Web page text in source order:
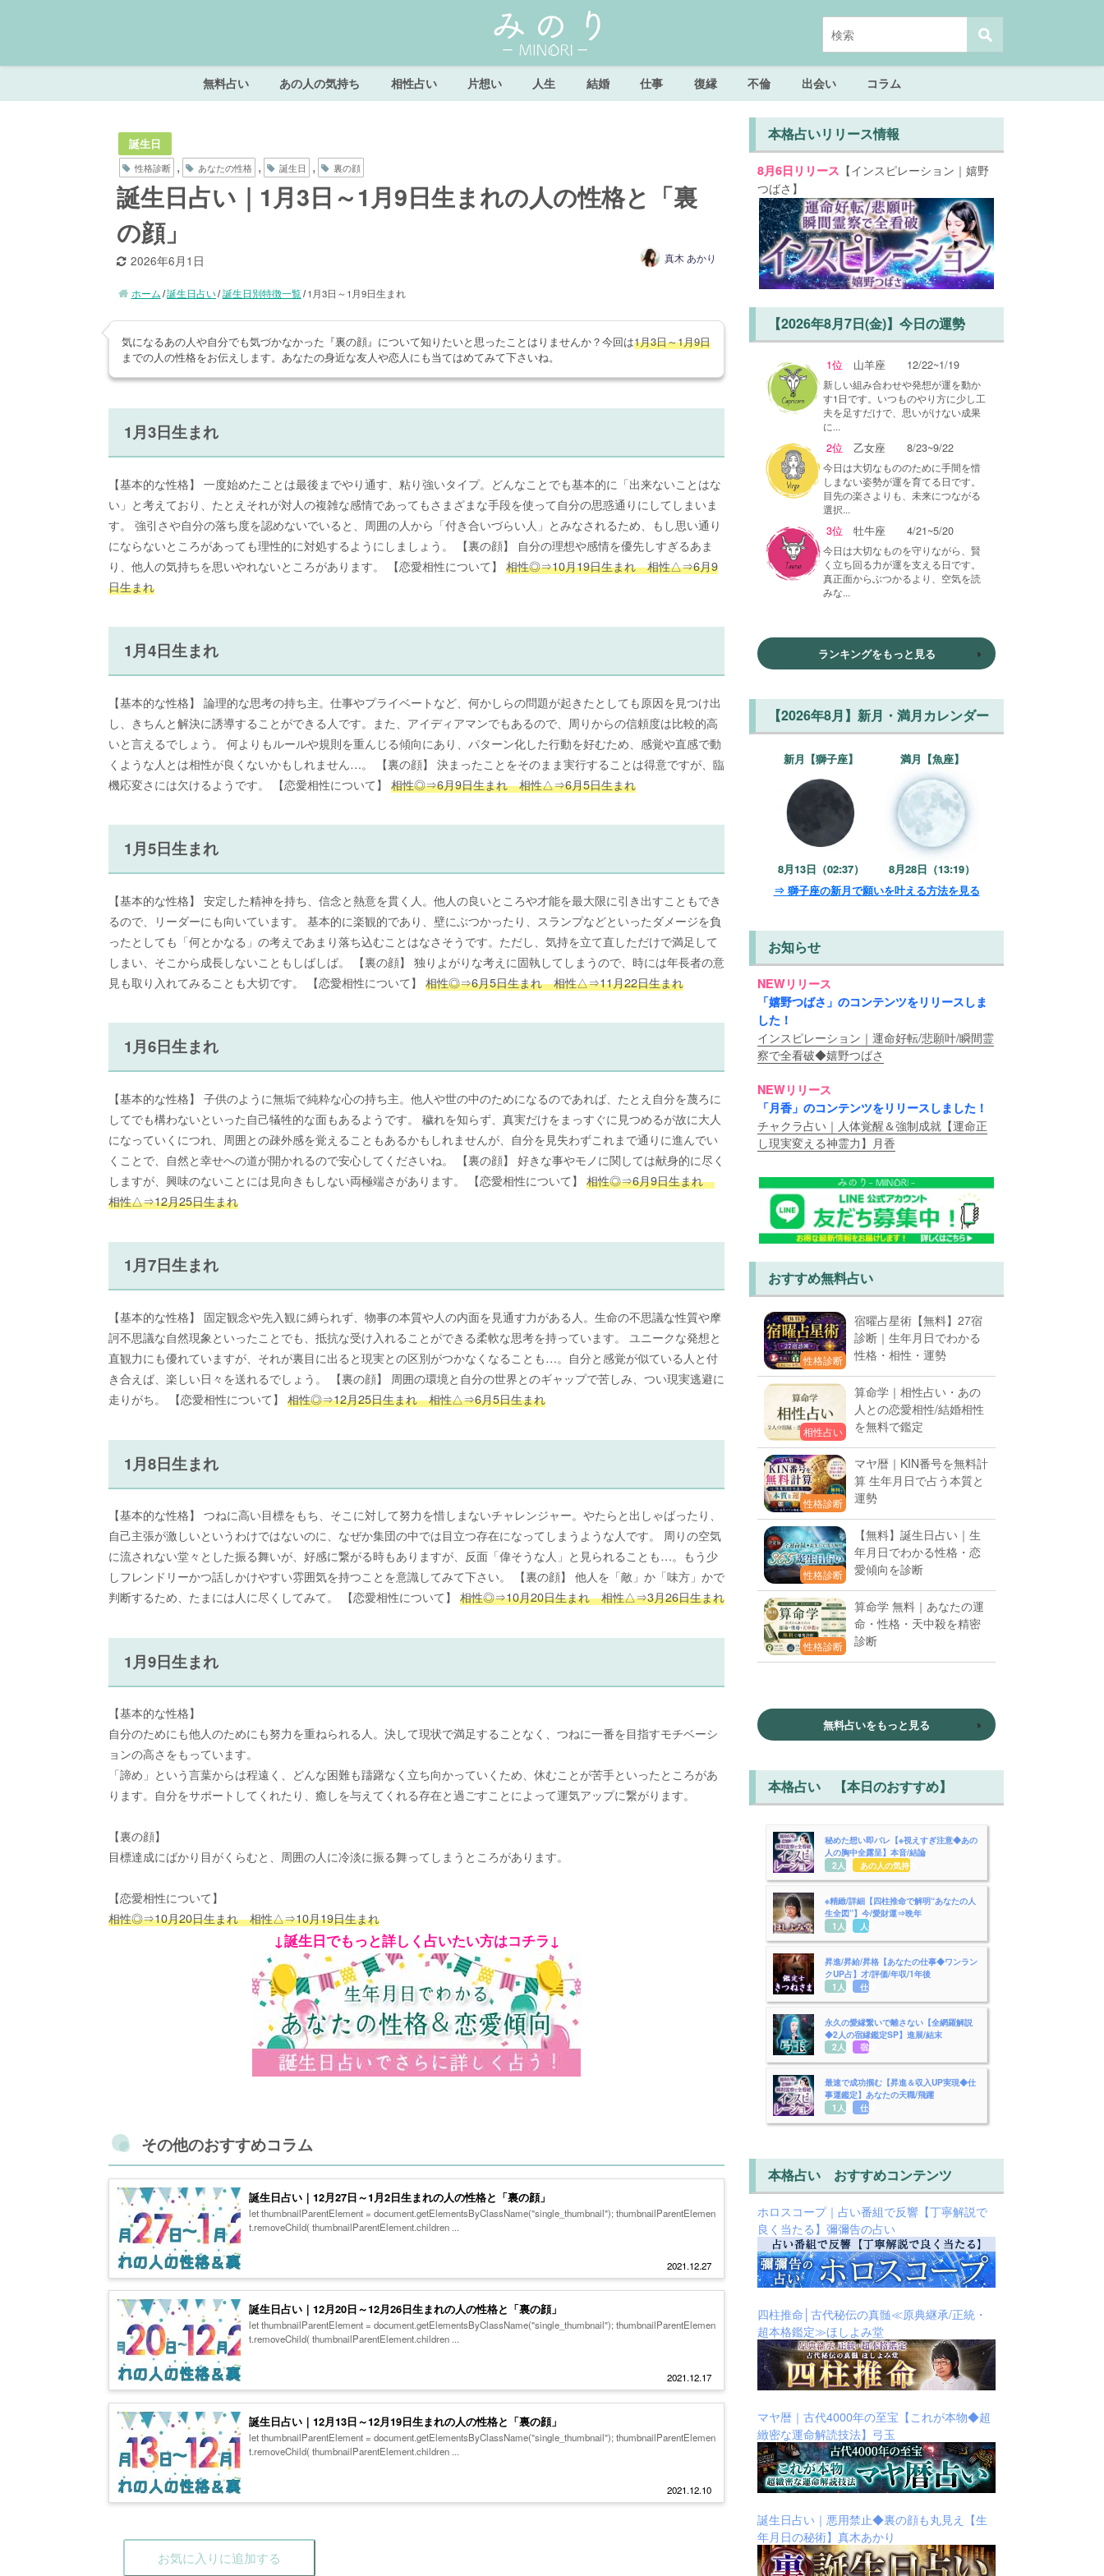
無料占い あの人の気持ち 相性占い 片想い 人生 結婚 仕事 復縁 不倫 出会い コラム
誕生日
性格診断 , あなたの性格 , 誕生日 , 裏の顔
誕生日占い｜1月3日～1月9日生まれの人の性格と「裏
の顔」
2026年6月1日 真木 あかり
ホーム 誕生日占い 誕生日別特徴一覧 1月3日～1月9日生まれ
気になるあの人や自分でも気づかなかった『裏の顔』について知りたいと思ったことはりませんか？今回は1月3日～1月9日
までの人の性格をお伝えします。あなたの身近な友人や恋人にも当てはめてみて下さいね。
1月3日生まれ
【基本的な性格】 一度始めたことは最後までやり通す、粘り強いタイプ。どんなことでも基本的に「出来ないことはな
い」と考えており、たとえそれが対人の複雑な感情であってもさまざまな手段を使って自分の思惑通りにしてしまいま
す。 強引さや自分の落ち度を認めないでいると、周囲の人から「付き合いづらい人」とみなされるため、もし思い通り
にならないところがあっても理性的に対処するようにしましょう。 【裏の顔】 自分の理想や感情を優先しすぎるあま
り、他人の気持ちを思いやれないところがあります。 【恋愛相性について】 相性◎⇒10月19日生まれ 相性△⇒6月9
日生まれ
1月4日生まれ
【基本的な性格】 論理的な思考の持ち主。仕事やプライベートなど、何かしらの問題が起きたとしても原因を見つけ出
し、きちんと解決に誘導することができる人です。また、アイディアマンでもあるので、周りからの信頼度は比較的高
いと言えるでしょう。 何よりもルールや規則を重んじる傾向にあり、パターン化した行動を好むため、感覚や直感で動
くような人とは相性が良くないかもしれません…。 【裏の顔】 決まったことをそのまま実行することは得意ですが、臨
機応変さには欠けるようです。 【恋愛相性について】 相性◎⇒6月9日生まれ 相性△⇒6月5日生まれ
1月5日生まれ
【基本的な性格】 安定した精神を持ち、信念と熱意を貫く人。他人の良いところや才能を最大限に引き出すこともでき
るので、リーダーにも向いています。 基本的に楽観的であり、壁にぶつかったり、スランプなどといったダメージを負
ったとしても「何とかなる」の考えであまり落ち込むことはなさそうです。ただし、気持を立て直しただけで満足して
しまい、そこから成長しないこともしばしば。 【裏の顔】 独りよがりな考えに固執してしまうので、時には年長者の意
見も取り入れてみることも大切です。 【恋愛相性について】 相性◎⇒6月5日生まれ 相性△⇒11月22日生まれ
1月6日生まれ
【基本的な性格】 子供のように無垢で純粋な心の持ち主。他人や世の中のためになるのであれば、たとえ自分を蔑ろに
してでも構わないといった自己犠牲的な面もあるようです。 穢れを知らず、真実だけをまっすぐに見つめるが故に大人
になっていくにつれ、周囲との疎外感を覚えることもあるかもしれませんが、自分を見失わずこれまで通りに進んでい
くことで、自然と幸せへの道が開かれるので安心してくださいね。 【裏の顔】 好きな事やモノに関しては献身的に尽く
しますが、興味のないことには見向きもしない両極端さがあります。 【恋愛相性について】 相性◎⇒6月9日生まれ
相性△⇒12月25日生まれ
1月7日生まれ
【基本的な性格】 固定観念や先入観に縛られず、物事の本質や人の内面を見通す力がある人。生命の不思議な性質や摩
訶不思議な自然現象といったことでも、抵抗な受け入れることができる柔軟な思考を持っています。 ユニークな発想と
直観力にも優れていますが、それが裏目に出ると現実との区別がつかなくなることも…。自分と感覚が似ている人と付
き合えば、楽しい日々を送れるでしょう。 【裏の顔】 周囲の環境と自分の世界とのギャップで苦しみ、つい現実逃避に
走りがち。 【恋愛相性について】 相性◎⇒12月25日生まれ 相性△⇒6月5日生まれ
1月8日生まれ
【基本的な性格】 つねに高い目標をもち、そこに対して努力を惜しまないチャレンジャー。やたらと出しゃばったり、
自己主張が激しいというわけではないのに、なぜか集団の中では目立つ存在になってしまうような人です。 周りの空気
に流されない堂々とした振る舞いが、好感に繋がる時もありますが、反面「偉そうな人」と見られることも…。もう少
しフレンドリーかつ話しかけやすい雰囲気を持つことを意識してみて下さい。 【裏の顔】 他人を「敵」か「味方」かで
判断するため、たまには人に尽くしてみて。 【恋愛相性について】 相性◎⇒10月20日生まれ 相性△⇒3月26日生まれ
1月9日生まれ
【基本的な性格】
自分のためにも他人のためにも努力を重ねられる人。決して現状で満足することなく、つねに一番を目指すモチベーシ
ョンの高さをもっています。
「諦め」という言葉からは程遠く、どんな困難も躊躇なく立ち向かっていくため、休むことが苦手といったところがあ
ります。自分をサポートしてくれたり、癒しを与えてくれる存在と過ごすことによって運気アップに繋がります。
【裏の顔】
目標達成にばかり目がくらむと、周囲の人に冷淡に振る舞ってしまうところがあります。
【恋愛相性について】
相性◎⇒10月20日生まれ 相性△⇒10月19日生まれ
↓誕生日でもっと詳しく占いたい方はコチラ↓
その他のおすすめコラム
誕生日占い｜12月27日～1月2日生まれの人の性格と「裏の顔」
2021.12.27
let thumbnailParentElement = document.getElementsByClassName("single_thumbnail"); thumbnailParentElemen
t.removeChild( thumbnailParentElement.children ...
誕生日占い｜12月20日～12月26日生まれの人の性格と「裏の顔」
2021.12.17
let thumbnailParentElement = document.getElementsByClassName("single_thumbnail"); thumbnailParentElemen
t.removeChild( thumbnailParentElement.children ...
誕生日占い｜12月13日～12月19日生まれの人の性格と「裏の顔」
2021.12.10
let thumbnailParentElement = document.getElementsByClassName("single_thumbnail"); thumbnailParentElemen
t.removeChild( thumbnailParentElement.children ...
お気に入りに追加する
本格占いリリース情報
8月6日リリース 【インスピレーション｜嬉野
つばさ】
【2026年8月7日(金)】今日の運勢
1位 山羊座 12/22~1/19
新しい組み合わせや発想が運を動か
す1日です。いつものやり方に少し工
夫を足すだけで、思いがけない成果
に...
2位 乙女座 8/23~9/22
今日は大切なもののために手間を惜
しまない姿勢が運を育てる日です。
目先の楽さよりも、未来につながる
選択...
3位 牡牛座 4/21~5/20
今日は大切なものを守りながら、賢
く立ち回る力が運を支える日です。
真正面からぶつかるより、空気を読
みな...
ランキングをもっと見る
【2026年8月】新月・満月カレンダー
新月【獅子座】
8月13日（02:37）
満月【魚座】
8月28日（13:19）
⇒ 獅子座の新月で願いを叶える方法を見る
お知らせ
NEWリリース
「嬉野つばさ」のコンテンツをリリースしま
した！
インスピレーション｜運命好転/悲願叶/瞬間霊
察で全看破◆嬉野つばさ
NEWリリース
「月香」のコンテンツをリリースしました！
チャクラ占い｜人体覚醒＆強制成就【運命正
し現実変える神霊力】月香
おすすめ無料占い
性格診断
宿曜占星術【無料】27宿
診断｜生年月日でわかる
性格・相性・運勢
相性占い
算命学｜相性占い・あの
人との恋愛相性/結婚相性
を無料で鑑定
性格診断
マヤ暦｜KIN番号を無料計
算 生年月日で占う本質と
運勢
性格診断
【無料】誕生日占い｜生
年月日でわかる性格・恋
愛傾向を診断
性格診断
算命学 無料｜あなたの運
命・性格・天中殺を精密
診断
無料占いをもっと見る
本格占い 【本日のおすすめ】
秘めた想い即バレ【※視えすぎ注意◆あの
人の胸中全露呈】本音/結論
2人用 あの人の気持ち
※精緻/詳細【四柱推命で解明“あなたの人
生全図”】今/愛財運⇒晩年
1人用
人生
昇進/昇給/昇格【あなたの仕事◆ワンラン
クUP占】才/評価/年収/1年後
1人用 仕事
永久の愛縁繋いで離さない【全網羅解説
◆2人の宿縁鑑定SP】進展/結末
2人用 宿縁
最速で成功掴む【昇進＆収入UP実現◆仕
事運鑑定】あなたの天職/飛躍
1人用
仕事
本格占い おすすめコンテンツ
ホロスコープ｜占い番組で反響【丁寧解説で
良く当たる】彌彌告の占い
四柱推命│古代秘伝の真髄≪原典継承/正統・
超本格鑑定≫ほしよみ堂
マヤ暦｜古代4000年の至宝【これが本物◆超
緻密な運命解読技法】弓玉
誕生日占い｜悪用禁止◆裏の顔も丸見え【生
年月日の秘術】真木あかり